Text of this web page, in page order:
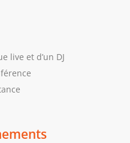
live et d’un DJ